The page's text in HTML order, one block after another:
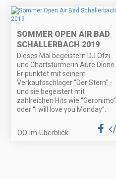
SOMMER OPEN AIR BAD
SCHALLERBACH 2019
Dieses Mal begeistern DJ Ötzi
und Chartstürmerin Aure Dione.
Er punktet mit seinem
Verkaufsschlager “Der Stern” -
und sie begeistert mit
zahlreichen Hits wie “Geronimo”
oder “I will love you Monday”.
OÖ im Überblick